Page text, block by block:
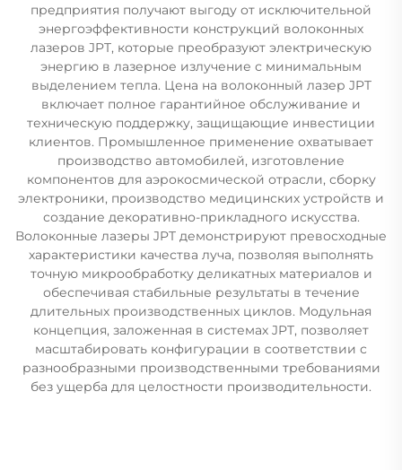
предприятия получают выгоду от исключительной
энергоэффективности конструкций волоконных
лазеров JPT, которые преобразуют электрическую
энергию в лазерное излучение с минимальным
выделением тепла. Цена на волоконный лазер JPT
включает полное гарантийное обслуживание и
техническую поддержку, защищающие инвестиции
клиентов. Промышленное применение охватывает
производство автомобилей, изготовление
компонентов для аэрокосмической отрасли, сборку
электроники, производство медицинских устройств и
создание декоративно-прикладного искусства.
Волоконные лазеры JPT демонстрируют превосходные
характеристики качества луча, позволяя выполнять
точную микрообработку деликатных материалов и
обеспечивая стабильные результаты в течение
длительных производственных циклов. Модульная
концепция, заложенная в системах JPT, позволяет
масштабировать конфигурации в соответствии с
разнообразными производственными требованиями
без ущерба для целостности производительности.